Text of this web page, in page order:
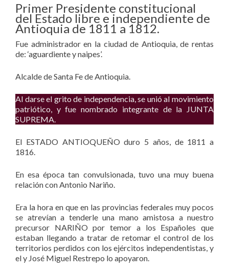
Primer Presidente constitucional
del Estado libre e independiente de
Antioquia de 1811 a 1812.
Fue administrador en la ciudad de Antioquia, de rentas
de: ‘aguardiente y naipes’.
Alcalde de Santa Fe de Antioquia.
Al darse el grito de independencia, se unió al movimiento
patriótico, y fue nombrado integrante de la JUNTA
SUPREMA.
El ESTADO ANTIOQUEÑO duro 5 años, de 1811 a
1816.
En esa época tan convulsionada, tuvo una muy buena
relación con Antonio Nariño.
Era la hora en que en las provincias federales muy pocos
se atrevían a tenderle una mano amistosa a nuestro
precursor NARIÑO por temor a los Españoles que
estaban llegando a tratar de retomar el control de los
territorios perdidos con los ejércitos independentistas, y
el y José Miguel Restrepo lo apoyaron.